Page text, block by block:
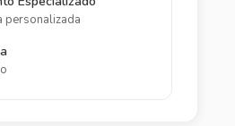
personalizada